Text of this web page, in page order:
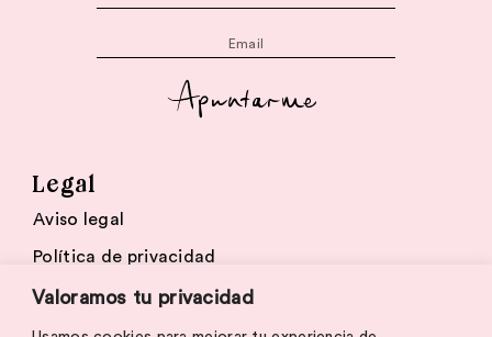
Valoramos tu privacidad
Apuntarme
Legal
Aviso legal
Política de privacidad
Cookies